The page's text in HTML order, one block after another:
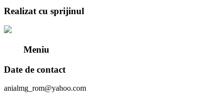
Realizat cu sprijinul
Meniu
Date de contact
anialmg_rom@yahoo.com